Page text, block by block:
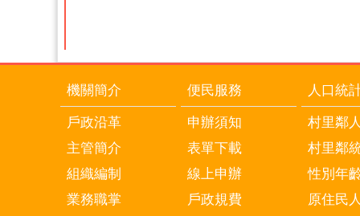
機關簡介
戶政沿革
主管簡介
組織編制
業務職掌
便民服務
申辦須知
表單下載
線上申辦
戶政規費
人口統
村里鄰
村里鄰
性別年
原住民